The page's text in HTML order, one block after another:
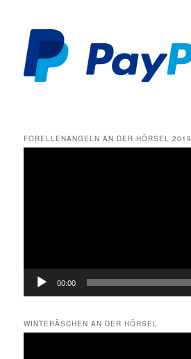
FORELLENANGELN AN DER HÖRSEL 2019
00:00
WINTERÄSCHEN AN DER HÖRSEL